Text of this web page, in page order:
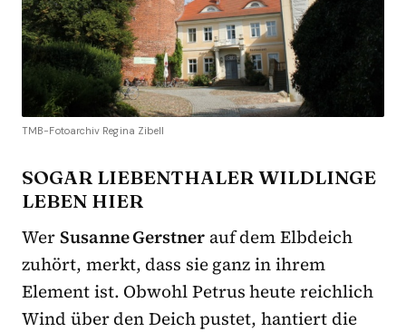
TMB-Fotoarchiv Regina Zibell
SOGAR LIEBENTHALER WILDLINGE
LEBEN HIER
WerSusanne Gerstner auf dem Elbdeich
zuhört, merkt, dass sie ganz in ihrem
Element ist. Obwohl Petrus heute reichlich
Wind über den Deich pustet, hantiert die